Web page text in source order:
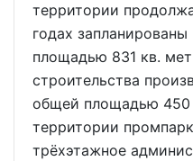
территории
годах
площадью 831 кв.
строительства
общей площадью 450
территории
трёхэтажное